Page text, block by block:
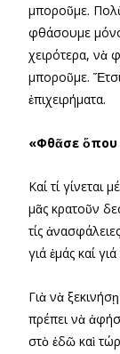
μποροῦμε.
φθάσουμε
χειρότερα, νὰ
μποροῦμε.
ἐπιχειρήματα.
«Φθᾶσε ὅπου
Καί τί γίνεται
μᾶς κρατοῦν
τίς
γιά ἐμάς καί
Γιὰ νὰ
πρέπει νὰ
στὸ ἐδῶ καὶ